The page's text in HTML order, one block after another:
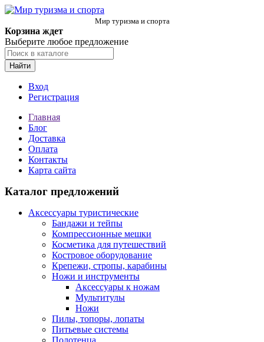
Мир туризма и спорта
Корзина ждет
Выберите любое предложение
Найти
Вход
Регистрация
Главная
Блог
Доставка
Оплата
Контакты
Карта сайта
Каталог предложений
Аксессуары туристические
Бандажи и тейпы
Компрессионные мешки
Косметика для путешествий
Костровое оборудование
Крепежи, стропы, карабины
Ножи и инструменты
Аксессуары к ножам
Мультитулы
Ножи
Пилы, топоры, лопаты
Питьевые системы
Полотенца